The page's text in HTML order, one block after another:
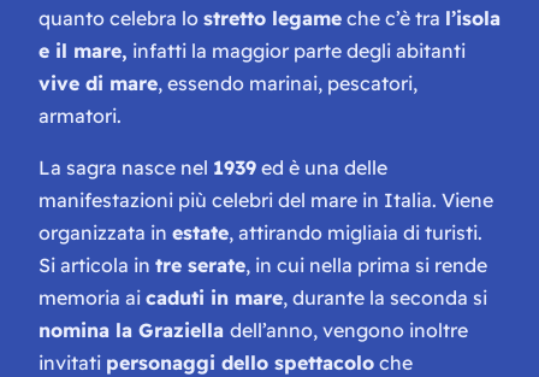
quanto celebra lo stretto legame che c’è tra l’isola
e il mare, infatti la maggior parte degli abitanti
vive di mare, essendo marinai, pescatori,
armatori.
La sagra nasce nel 1939 ed è una delle
manifestazioni più celebri del mare in Italia. Viene
organizzata in estate, attirando migliaia di turisti.
Si articola in tre serate, in cui nella prima si rende
memoria ai caduti in mare, durante la seconda si
nomina la Graziella dell’anno, vengono inoltre
invitati personaggi dello spettacolo che